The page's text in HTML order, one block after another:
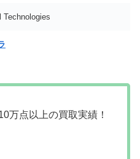
Technologies
万点以上の買取実績！